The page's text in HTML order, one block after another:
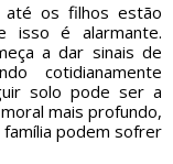
até os filhos estão
isso é alarmante.
a dar sinais de
cotidianamente
solo pode ser a
mais profundo,
podem sofrer